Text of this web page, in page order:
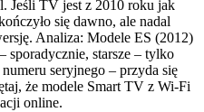
Jeśli TV jest z 2010 roku jak
się dawno, ale nadal
Analiza: Modele ES (2012)
sporadycznie, starsze – tylko
seryjnego – przyda się
że modele Smart TV z Wi-Fi
online.